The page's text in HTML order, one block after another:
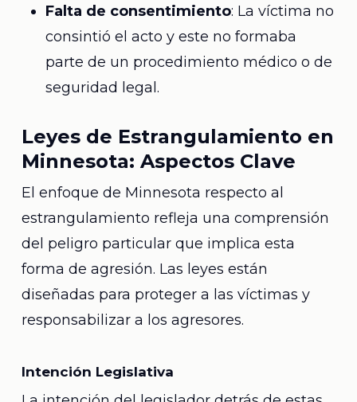
Falta de consentimiento: La víctima no
consintió el acto y este no formaba
parte de un procedimiento médico o de
seguridad legal.
Leyes de Estrangulamiento en
Minnesota: Aspectos Clave
El enfoque de Minnesota respecto al
estrangulamiento refleja una comprensión
del peligro particular que implica esta
forma de agresión. Las leyes están
diseñadas para proteger a las víctimas y
responsabilizar a los agresores.
Intención Legislativa